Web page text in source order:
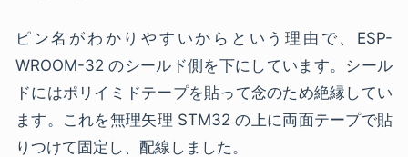
ピン名がわかりやすいからという理由で、ESP-
WROOM-32 のシールド側を下にしています。シール
ドにはポリイミドテープを貼って念のため絶縁してい
ます。これを無理矢理 STM32 の上に両面テープで貼
りつけて固定し、配線しました。